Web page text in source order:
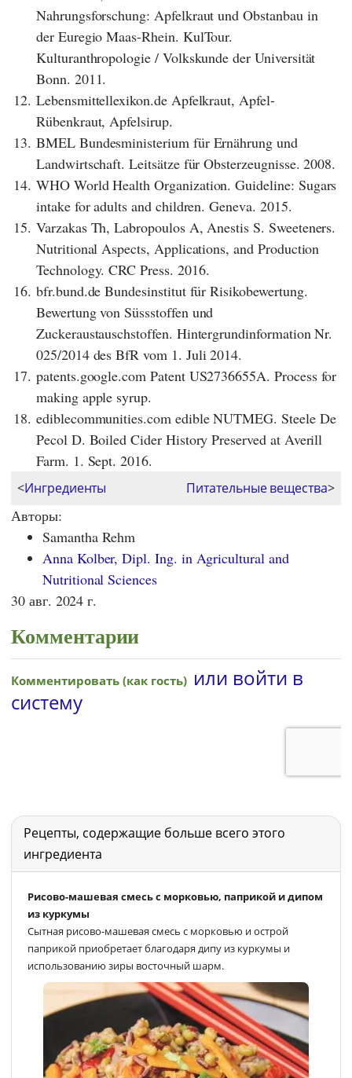
Nahrungsforschung: Apfelkraut und Obstanbau in
der Euregio Maas-Rhein. KulTour.
Kulturanthropologie / Volkskunde der Universität
Bonn. 2011.
12. Lebensmittellexikon.de Apfelkraut, Apfel-
Rübenkraut, Apfelsirup.
13. BMEL Bundesministerium für Ernährung und
Landwirtschaft. Leitsätze für Obsterzeugnisse. 2008.
14. WHO World Health Organization. Guideline: Sugars
intake for adults and children. Geneva. 2015.
15. Varzakas Th, Labropoulos A, Anestis S. Sweeteners.
Nutritional Aspects, Applications, and Production
Technology. CRC Press. 2016.
16. bfr.bund.de Bundesinstitut für Risikobewertung.
Bewertung von Süssstoffen und
Zuckeraustauschstoffen. Hintergrundinformation Nr.
025/2014 des BfR vom 1. Juli 2014.
17. patents.google.com Patent US2736655A. Process for
making apple syrup.
18. ediblecommunities.com edible NUTMEG. Steele De
Pecol D. Boiled Cider History Preserved at Averill
Farm. 1. Sept. 2016.
<Ингредиенты Питательные вещества>
Авторы:
Samantha Rehm
Anna Kolber, Dipl. Ing. in Agricultural and
Nutritional Sciences
30 авг. 2024 г.
Комментарии
Рецепты, содержащие больше всего этого
ингредиента
Рисово-машевая смесь с морковью, паприкой и дипом
из куркумы
Сытная рисово-машевая смесь с морковью и острой
паприкой приобретает благодаря дипу из куркумы и
использованию зиры восточный шарм.